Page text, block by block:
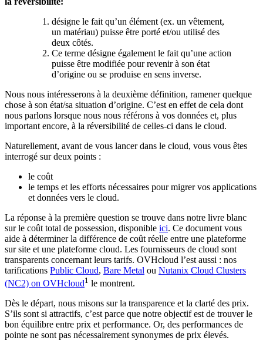
​désigne le fait qu’un élément (ex. un vêtement,
un matériau) puisse être porté et/ou utilisé des
deux côtés.
​Ce terme désigne également le fait qu’une action
puisse être modifiée pour revenir à son état
d’origine ou se produise en sens inverse.
Nous nous intéresserons à la deuxième définition, ramener quelque
chose à son état/sa situation d’origine. C’est en effet de cela dont
nous parlons lorsque nous nous référons à vos données et, plus
important encore, à la réversibilité de celles-ci dans le cloud.
Naturellement, avant de vous lancer dans le cloud, vous vous êtes
interrogé sur deux points :
le coût
le temps et les efforts nécessaires pour migrer vos applications
et données vers le cloud.
La réponse à la première question se trouve dans notre livre blanc
sur le coût total de possession, disponible ici. Ce document vous
aide à déterminer la différence de coût réelle entre une plateforme
sur site et une plateforme cloud. Les fournisseurs de cloud sont
transparents concernant leurs tarifs. OVHcloud l’est aussi : nos
tarifications Public Cloud, Bare Metal ou Nutanix Cloud Clusters
(NC2) on OVHcloud1 le montrent.
Dès le départ, nous misons sur la transparence et la clarté des prix.
S’ils sont si attractifs, c’est parce que notre objectif est de trouver le
bon équilibre entre prix et performance. Or, des performances de
pointe ne sont pas nécessairement synonymes de prix élevés.